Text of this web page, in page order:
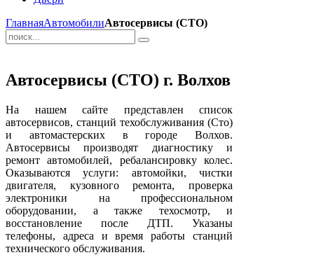
ГлавнаяАвтомобилиАвтосервисы (СТО)
Автосервисы (СТО) г. Волхов
На нашем сайте представлен список
автосервисов, станций техобслуживания (Сто)
и автомастерских в городе Волхов.
Автосервисы производят диагностику и
ремонт автомобилей, ребалансировку колес.
Оказываются услуги: автомойки, чистки
двигателя, кузовного ремонта, проверка
электроники на профессиональном
оборудовании, а также техосмотр, и
восстановление после ДТП. Указаны
телефоны, адреса и время работы станций
технического обслуживания.